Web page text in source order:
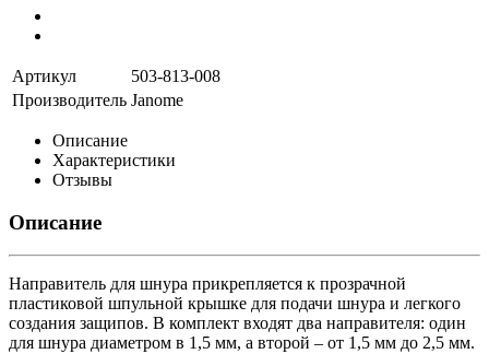
Артикул
503-813-008
Производитель Janome
Описание
Характеристики
Отзывы
Описание
Направитель для шнура прикрепляется к прозрачной
пластиковой шпульной крышке для подачи шнура и легкого
создания защипов. В комплект входят два направителя: один
для шнура диаметром в 1,5 мм, а второй – от 1,5 мм до 2,5 мм.